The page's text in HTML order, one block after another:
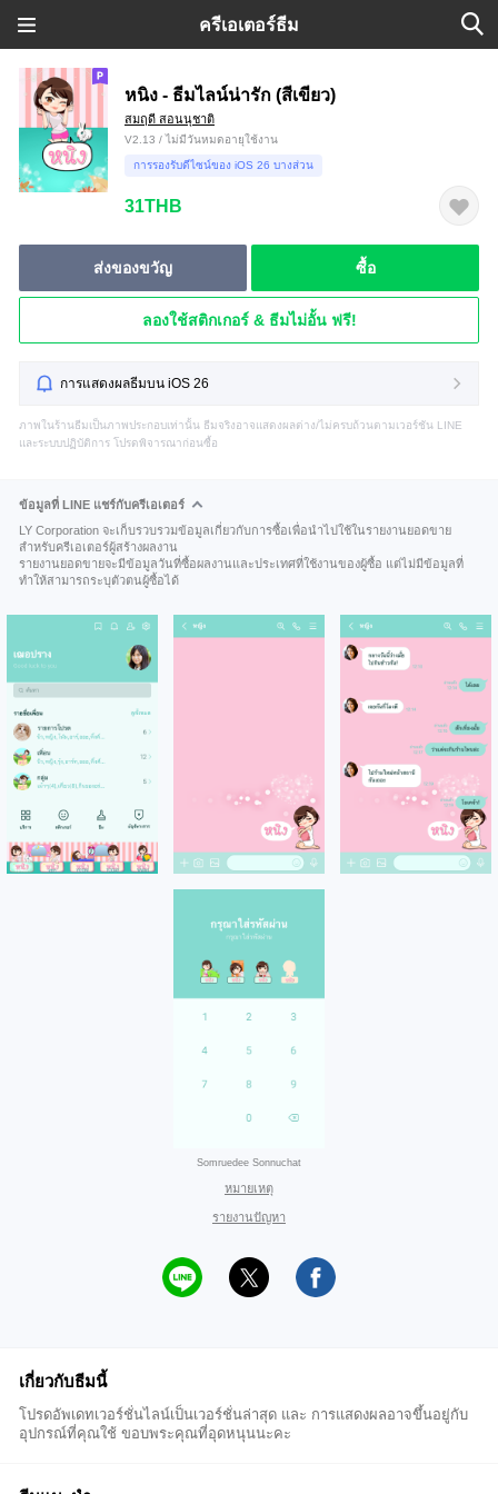
ครีเอเตอร์ธีม
หนิง - ธีมไลน์น่ารัก (สีเขียว)
สมฤดี สอนนุชาติ
V2.13 / ไม่มีวันหมดอายุใช้งาน
การรองรับดีไซน์ของ iOS 26 บางส่วน
31THB
ส่งของขวัญ ซื้อ
ลองใช้สติกเกอร์ & ธีมไม่อั้น ฟรี!
การแสดงผลธีมบน iOS 26
ภาพในร้านธีมเป็นภาพประกอบเท่านั้น ธีมจริงอาจแสดงผลต่าง/ไม่ครบถ้วนตามเวอร์ชัน LINE
และระบบปฏิบัติการ โปรดพิจารณาก่อนซื้อ
ข้อมูลที่ LINE แชร์กับครีเอเตอร์
LY Corporation จะเก็บรวบรวมข้อมูลเกี่ยวกับการซื้อเพื่อนำไปใช้ในรายงานยอดขาย
สำหรับครีเอเตอร์ผู้สร้างผลงาน
รายงานยอดขายจะมีข้อมูลวันที่ซื้อผลงานและประเทศที่ใช้งานของผู้ซื้อ แต่ไม่มีข้อมูลที่
ทำให้สามารถระบุตัวตนผู้ซื้อได้
Somruedee Sonnuchat
หมายเหตุ
รายงานปัญหา
เกี่ยวกับธีมนี้
โปรดอัพเดทเวอร์ชั่นไลน์เป็นเวอร์ชั่นล่าสุด และ การแสดงผลอาจขึ้นอยู่กับ
อุปกรณ์ที่คุณใช้ ขอบพระคุณที่อุดหนุนนะคะ